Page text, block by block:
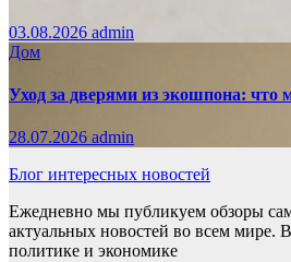
03.08.2026 admin
Дом
Уход за дверями из экошпона: что
28.07.2026 admin
Блог интересных новостей
Ежедневно мы публикуем обзоры
актуальных новостей во всем мире.
политике и экономике